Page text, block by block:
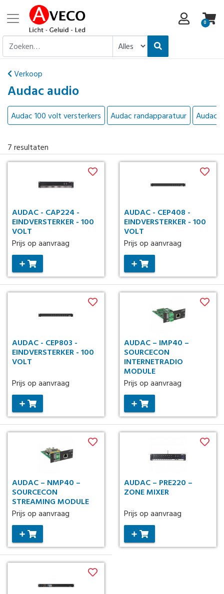
0
Verkoop
Audac audio
Audac 100 volt versterkers Audac randapparatuur Audac
7 resultaten
AUDAC - CAP224 -
EINDVERSTERKER - 100
VOLT
Prijs op aanvraag
AUDAC - CEP408 -
EINDVERSTERKER - 100
VOLT
Prijs op aanvraag
AUDAC - CEP803 -
EINDVERSTERKER - 100
VOLT
Prijs op aanvraag
AUDAC – IMP40 –
SOURCECON
INTERNETRADIO
MODULE
Prijs op aanvraag
AUDAC – NMP40 –
SOURCECON
STREAMING MODULE
Prijs op aanvraag
AUDAC – PRE220 –
ZONE MIXER
Prijs op aanvraag